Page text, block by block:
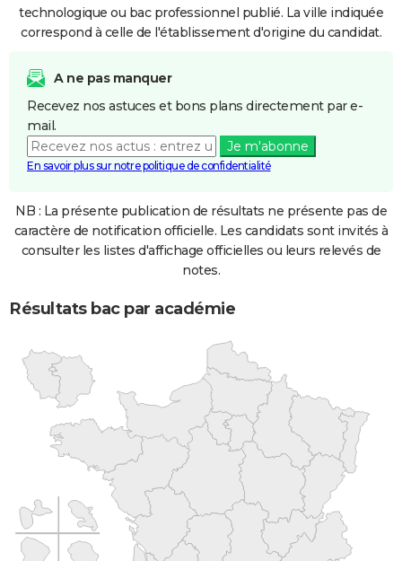
technologique ou bac professionnel publié. La ville indiquée
correspond à celle de l'établissement d'origine du candidat.
A ne pas manquer
Recevez nos astuces et bons plans directement par e-
mail.
Je m'abonne
En savoir plus sur notre politique de confidentialité
NB : La présente publication de résultats ne présente pas de
caractère de notification officielle. Les candidats sont invités à
consulter les listes d'affichage officielles ou leurs relevés de
notes.
Résultats bac par académie